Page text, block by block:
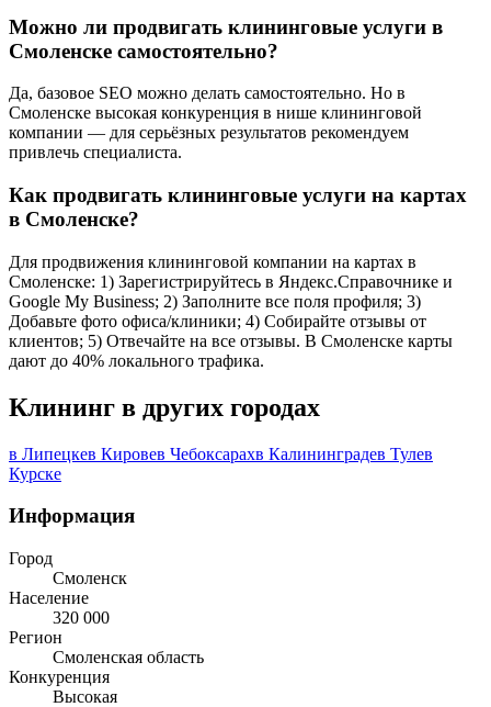
Можно ли продвигать клининговые услуги в
Смоленске самостоятельно?
Да, базовое SEO можно делать самостоятельно. Но в
Смоленске высокая конкуренция в нише клининговой
компании — для серьёзных результатов рекомендуем
привлечь специалиста.
Как продвигать клининговые услуги на картах
в Смоленске?
Для продвижения клининговой компании на картах в
Смоленске: 1) Зарегистрируйтесь в Яндекс.Справочнике и
Google My Business; 2) Заполните все поля профиля; 3)
Добавьте фото офиса/клиники; 4) Собирайте отзывы от
клиентов; 5) Отвечайте на все отзывы. В Смоленске карты
дают до 40% локального трафика.
Клининг в других городах
в Липецкев Кировев Чебоксарахв Калининградев Тулев
Курске
Информация
Город
Смоленск
Население
320 000
Регион
Смоленская область
Конкуренция
Высокая